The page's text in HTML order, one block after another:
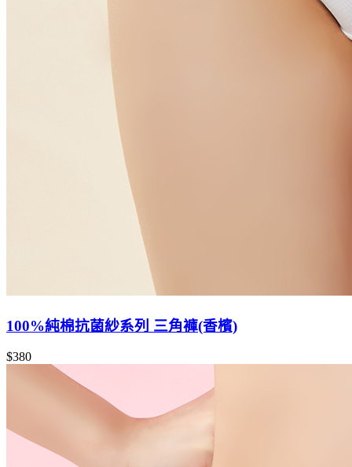
100%純棉抗菌紗系列 三角褲(香檳)
$380